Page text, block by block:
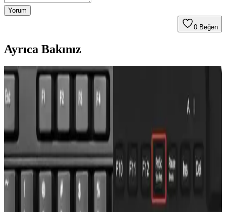
Yorum
0 Beğen
Ayrıca Bakınız
Mobil Cihazlarda Ekran Görüntüsü Alma
Yöntemleri ve İpuçları
Mobil cihazlarda ekran görüntüsü almak için Android ve iOS
kolaylaştırıyoruz.
Telefon Ekran Görüntüsü Neden Bulanık Çıkar ve
Çözüm Yöntemleri
Telefon ekran görüntüsü alınırken bulanık çıkma sorunlarının temel
nedenleri ve çözüm yolları, cihaz ve uygulama ayarlarının kontrolü
ile güncellemelerin önemi anlatılıyor.